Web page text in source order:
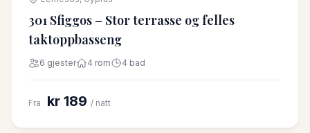
301 Sfiggos – Stor terrasse og felles
taktoppbasseng
6 gjester 4 rom 4 bad
Fra kr 189 / natt